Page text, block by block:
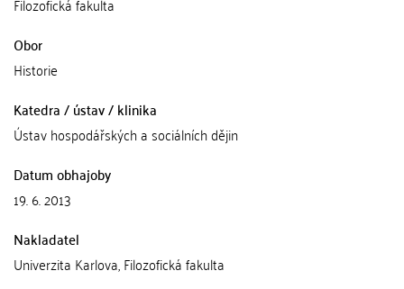
Obor
Historie
Katedra / ústav / klinika
Ústav hospodářských a sociálních dějin
Datum obhajoby
19. 6. 2013
Nakladatel
Univerzita Karlova, Filozofická fakulta